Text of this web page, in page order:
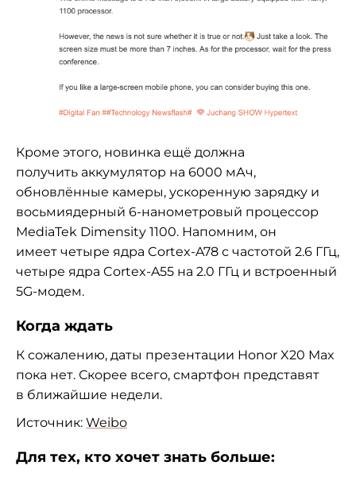
Кроме этого, новинка ещё должна
получить аккумулятор на 6000 мАч,
обновлённые камеры, ускоренную зарядку и
восьмиядерный 6-нанометровый процессор
MediaTek Dimensity 1100. Напомним, он
имеет четыре ядра Cortex-A78 с частотой 2.6 ГГц,
четыре ядра Cortex-A55 на 2.0 ГГц и встроенный
5G-модем.
Когда ждать
К сожалению, даты презентации Honor X20 Max
пока нет. Скорее всего, смартфон представят
в ближайшие недели.
Источник: Weibo
Для тех, кто хочет знать больше: